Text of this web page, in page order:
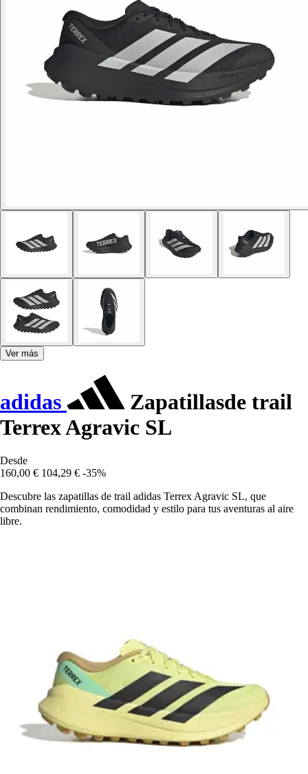
Ver más
adidas
Zapatillasde trail
Terrex Agravic SL
Desde
160,00 € 104,29 € -35%
Descubre las zapatillas de trail adidas Terrex Agravic SL, que
combinan rendimiento, comodidad y estilo para tus aventuras al aire
libre.